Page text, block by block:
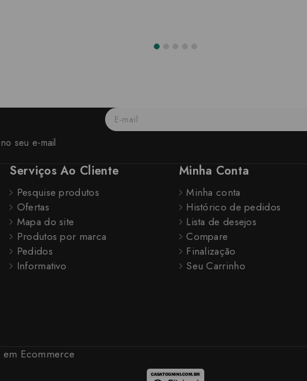
seu e-mail
Serviços Ao Cliente
Pesquise produtos
Ofertas
Mapa do site
Produtos por marca
Pedidos
Informativo
Minha Conta
Minha conta
Histórico de pedidos
Lista de desejos
Compare
Finalização
Seu Carrinho
em Ecommerce